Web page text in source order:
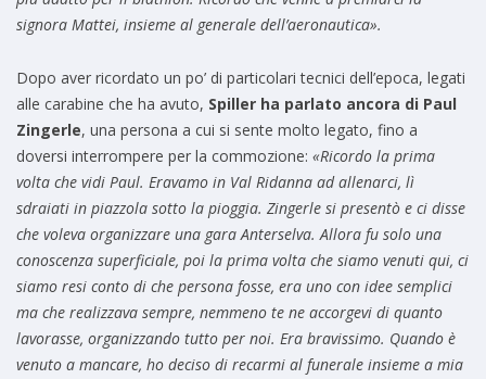
signora Mattei, insieme al generale dell’aeronautica».
Dopo aver ricordato un po’ di particolari tecnici dell’epoca, legati
alle carabine che ha avuto, Spiller ha parlato ancora di Paul
Zingerle, una persona a cui si sente molto legato, fino a
doversi interrompere per la commozione: «Ricordo la prima
volta che vidi Paul. Eravamo in Val Ridanna ad allenarci, lì
sdraiati in piazzola sotto la pioggia. Zingerle si presentò e ci disse
che voleva organizzare una gara Anterselva. Allora fu solo una
conoscenza superficiale, poi la prima volta che siamo venuti qui, ci
siamo resi conto di che persona fosse, era uno con idee semplici
ma che realizzava sempre, nemmeno te ne accorgevi di quanto
lavorasse, organizzando tutto per noi. Era bravissimo. Quando è
venuto a mancare, ho deciso di recarmi al funerale insieme a mia